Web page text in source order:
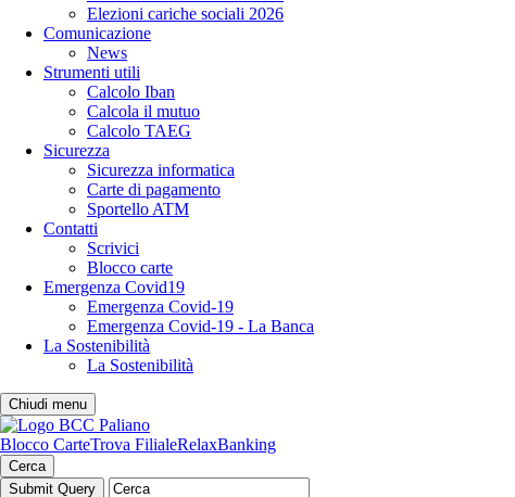
Elezioni cariche sociali 2026
Comunicazione
News
Strumenti utili
Calcolo Iban
Calcola il mutuo
Calcolo TAEG
Sicurezza
Sicurezza informatica
Carte di pagamento
Sportello ATM
Contatti
Scrivici
Blocco carte
Emergenza Covid19
Emergenza Covid-19
Emergenza Covid-19 - La Banca
La Sostenibilità
La Sostenibilità
Chiudi menu
Blocco CarteTrova FilialeRelaxBanking
Cerca